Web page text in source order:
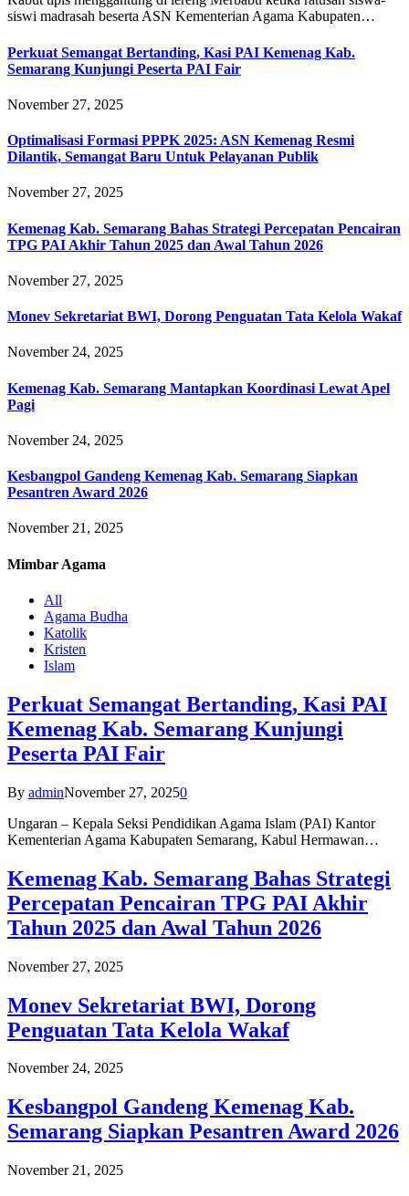
siswi madrasah beserta ASN Kementerian Agama Kabupaten…
Perkuat Semangat Bertanding, Kasi PAI Kemenag Kab.
Semarang Kunjungi Peserta PAI Fair
November 27, 2025
Optimalisasi Formasi PPPK 2025: ASN Kemenag Resmi
Dilantik, Semangat Baru Untuk Pelayanan Publik
November 27, 2025
Kemenag Kab. Semarang Bahas Strategi Percepatan Pencairan
TPG PAI Akhir Tahun 2025 dan Awal Tahun 2026
November 27, 2025
Monev Sekretariat BWI, Dorong Penguatan Tata Kelola Wakaf
November 24, 2025
Kemenag Kab. Semarang Mantapkan Koordinasi Lewat Apel
Pagi
November 24, 2025
Kesbangpol Gandeng Kemenag Kab. Semarang Siapkan
Pesantren Award 2026
November 21, 2025
Mimbar Agama
All
Agama Budha
Katolik
Kristen
Islam
Perkuat Semangat Bertanding, Kasi PAI
Kemenag Kab. Semarang Kunjungi
Peserta PAI Fair
By adminNovember 27, 20250
Ungaran – Kepala Seksi Pendidikan Agama Islam (PAI) Kantor
Kementerian Agama Kabupaten Semarang, Kabul Hermawan…
Kemenag Kab. Semarang Bahas Strategi
Percepatan Pencairan TPG PAI Akhir
Tahun 2025 dan Awal Tahun 2026
November 27, 2025
Monev Sekretariat BWI, Dorong
Penguatan Tata Kelola Wakaf
November 24, 2025
Kesbangpol Gandeng Kemenag Kab.
Semarang Siapkan Pesantren Award 2026
November 21, 2025